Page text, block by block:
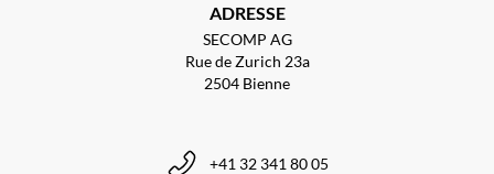
ADRESSE
SECOMP AG
Rue de Zurich 23a
2504 Bienne
+41 32 341 80 05